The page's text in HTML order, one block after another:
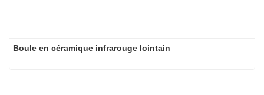
Boule en céramique infrarouge lointain